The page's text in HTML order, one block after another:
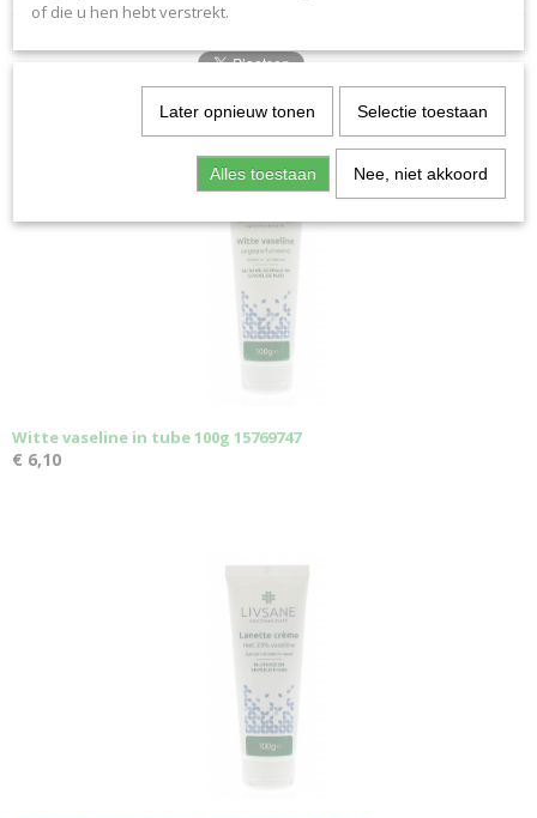
Ook interessant
Witte vaseline in tube 100g 15769747
€ 6,10
of die u hen hebt verstrekt.
Later opnieuw tonen Selectie toestaan
Alles toestaan Nee, niet akkoord